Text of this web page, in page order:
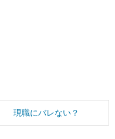
現職にバレない？